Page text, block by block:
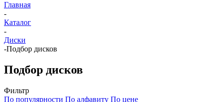
Главная
-
Каталог
-
Диски
-Подбор дисков
Подбор дисков
Фильтр
По популярности По алфавиту По цене